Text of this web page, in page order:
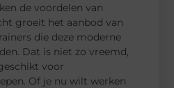
de voordelen van
groeit het aanbod van
die deze moderne
Dat is niet zo vreemd,
voor
Of je nu wilt werken